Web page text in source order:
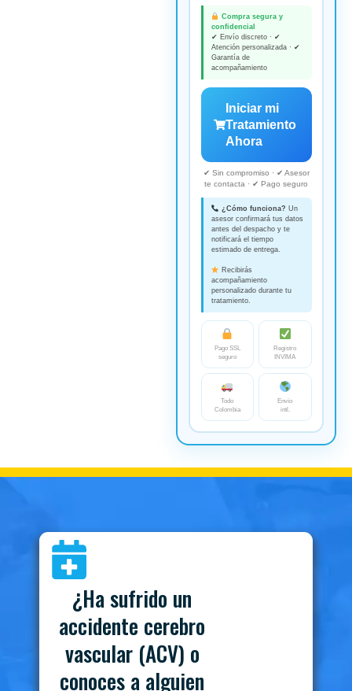
Compra segura y
confidencial
✔ Envío discreto · ✔
Atención personalizada · ✔
Garantía de
acompañamiento
Iniciar mi
Tratamiento
Ahora
✔ Sin compromiso · ✔ Asesor
te contacta · ✔ Pago seguro
¿Cómo funciona? Un
asesor confirmará tus datos
antes del despacho y te
notificará el tiempo
estimado de entrega.
Recibirás
acompañamiento
personalizado durante tu
tratamiento.
Pago SSL
seguro
Registro
INVIMA
Todo
Colombia
Envío
intl.
¿Ha sufrido un
accidente cerebro
vascular (ACV) o
conoces a alguien